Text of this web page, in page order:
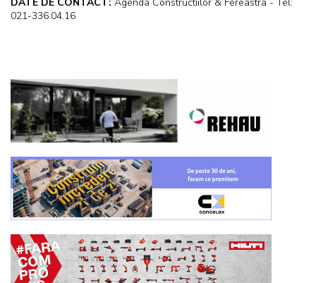
021-336.04.16